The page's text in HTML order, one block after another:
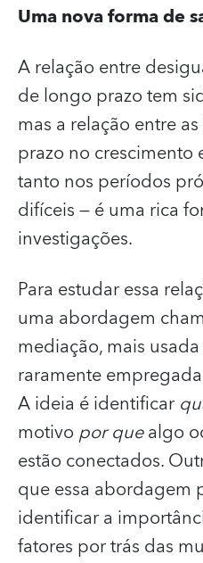
Uma nova forma de
A relação entre
de longo prazo tem
mas a relação entre
prazo no
tanto nos períodos
difíceis — é uma rica
investigações.
Para estudar essa
uma abordagem
mediação, mais
raramente
A ideia é identificar
motivo por quealgo
estão conectados.
que essa abordagem
identificar a
fatores por trás das